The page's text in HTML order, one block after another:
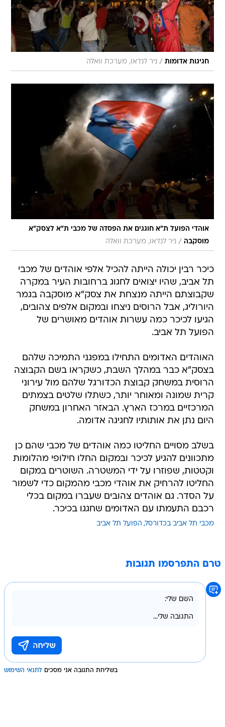
חגיגות אדומות / ניר לנדאו, מערכת וואלה
אוהדי הפועל ת"א חוגגים את הפסדה של מכבי ת"א לצסק"א
מוסקבה / ניר לנדאו, מערכת וואלה
כיכר רבין יכולה הייתה להכיל אלפי אוהדים של מכבי
תל אביב, שהיו יצואים לחגוג ברחובות העיר במקרה
שקבוצתם הייתה מנצחת את צסק"א מוסקבה בגמר
היורוליג, אבל הרוסים ניצחו ובמקום אלפים צהובים,
הגיעו לכיכר כמה עשרות אוהדים מאושרים של
הפועל תל אביב.
האוהדים האדומים התחילו במפגני התמיכה שלהם
בצסק"א כבר במהלך השבת, כשקראו בשם הקבוצה
הרוסית במשחק קבוצת הכדורגל שלהם מול עירוני
קרית שמונה ומאוחר יותר, כשתלו שלטים בצמתים
המרכזיים במרכז הארץ. הבאזר האחרון במשחק
היום נתן את אותותיו לחגיגה אדומה.
בשלב מסויים החליטו כמה אוהדים של מכבי שהם כן
מתכוונים להגיע לכיכר ובמקום החלו חילופי מהלומות
וקטטות, שפוזרו על ידי המשטרה. השוטרים במקום
החליטו להרחיק את אוהדי מכבי מהמקום כדי לשמור
על הסדר. גם אוהדים צהובים שעברו במקום בכלי
רכבם התעמתו עם האדומים שחגגו בכיכר.
מכבי תל אביב בכדורסל הפועל תל אביב
טרם התפרסמו תגובות
בשליחת התגובה אני מסכים לתנאי השימוש